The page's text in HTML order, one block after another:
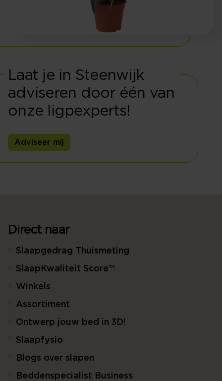
Laat je in Steenwijk
adviseren door één van
onze ligpexperts!
Adviseer mij
Direct naar
Slaapgedrag Thuismeting
SlaapKwaliteit Score™
Winkels
Assortiment
Ontwerp jouw bed in 3D!
Slaapfysio
Blogs over slapen
Beddenspecialist Business